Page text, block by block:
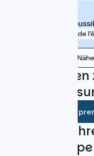
Le Péage-de-
3 km de
Bahnhöfe in der
à Tournon-
Soyez le
Finden Sie
dieser Etappe